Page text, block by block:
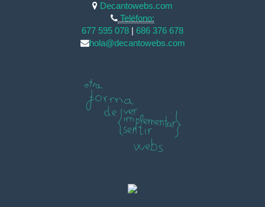
Decantowebs.com
Teléfono:
677 595 078
686 376 678
hola@decantowebs.com